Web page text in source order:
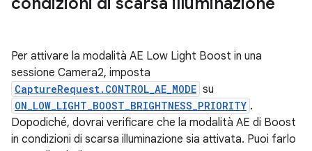
Per attivare la modalità AE Low Light Boost in una
sessione Camera2, imposta
CaptureRequest.CONTROL_AE_MODE su
ON_LOW_LIGHT_BOOST_BRIGHTNESS_PRIORITY .
Dopodiché, dovrai verificare che la modalità AE di Boost
in condizioni di scarsa illuminazione sia attivata. Puoi farlo